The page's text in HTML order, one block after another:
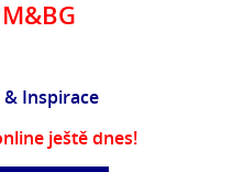
Inspirace
ještě dnes!